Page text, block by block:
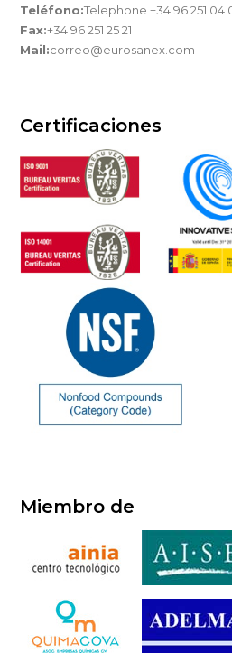
Teléfono:Telephone +34 96 251 04
Fax:+34 96 251 25 21
Mail:correo@eurosanex.com
Certificaciones
Miembro de